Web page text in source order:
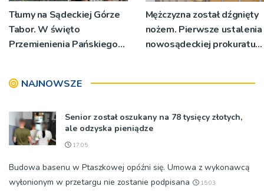
Tłumy na Sądeckiej Górze
Tabor. W święto
Przemienienia Pańskiego
[ZDJĘCIA]
Mężczyzna został dźgnięty
nożem. Pierwsze ustalenia
nowosądeckiej prokuratury
NAJNOWSZE
Senior został oszukany na 78 tysięcy złotych,
ale odzyska pieniądze
17:05
Budowa basenu w Ptaszkowej opóźni się. Umowa z wykonawcą
wyłonionym w przetargu nie zostanie podpisana
15:03